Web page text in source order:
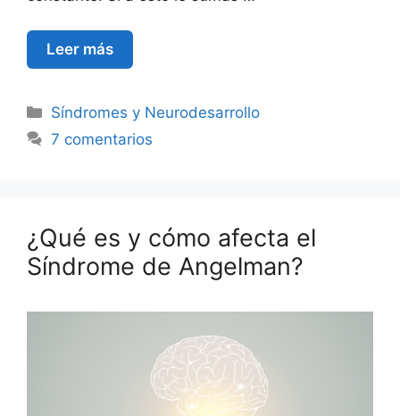
Leer más
Síndromes y Neurodesarrollo
7 comentarios
¿Qué es y cómo afecta el
Síndrome de Angelman?